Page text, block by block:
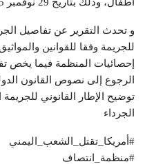
و تحدث التقرير عن تفاصيل
للجريمة وفقا للقوانين
إحصائيات المنظمة فيما يخص
الرجوع إلى نصوص القانون
توضيح الإطار القانوني
الجرداء
#أمريكا_تقتل_الشعب_اليمني
#منظمة_انتصاف